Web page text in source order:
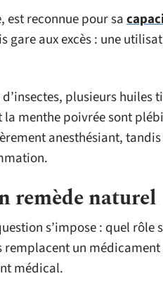
est reconnue pour sa
gare aux excès : une
plusieurs huiles
menthe poivrée sont
anesthésiant,
remède naturel
s’impose : quel
un
médical.